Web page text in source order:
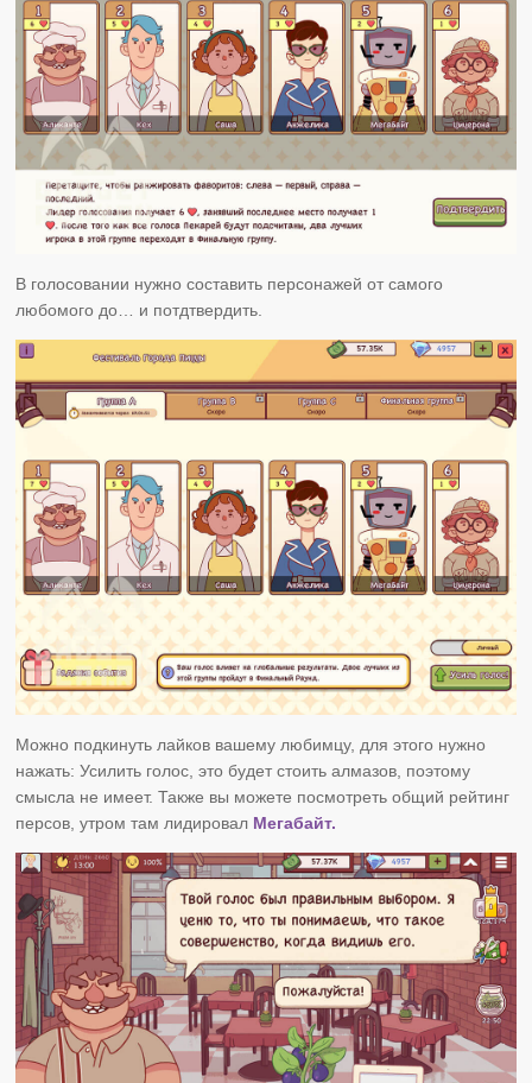
В голосовании нужно составить персонажей от самого
любомого до… и потдтвердить.
Можно подкинуть лайков вашему любимцу, для этого нужно
нажать: Усилить голос, это будет стоить алмазов, поэтому
смысла не имеет. Также вы можете посмотреть общий рейтинг
персов, утром там лидировал Мегабайт.